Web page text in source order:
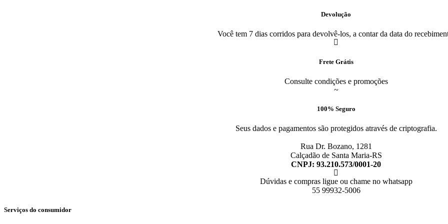
Devolução
Você tem 7 dias corridos para devolvê-los, a contar da data do
Frete Grátis
Consulte condições e promoções
100% Seguro
Seus dados e pagamentos são protegidos através de criptografia.
Rua Dr. Bozano, 1281
Calçadão de Santa Maria-RS
CNPJ: 93.210.573/0001-20
Dúvidas e compras ligue ou chame no whatsapp
55 99932-5006
Serviços do consumidor